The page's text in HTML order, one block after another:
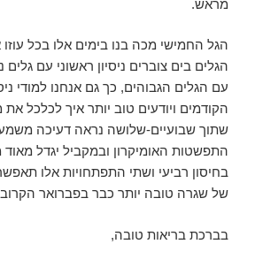
מראש.
הגל החמישי מכה בנו בימים אלו בכל
הגלים בים צוברים ניסיון ראשוני עם
עם הגלים הגבוהים, כך גם אנחנו למודי
הקודמים ויודעים טוב יותר איך לכלכל את
שתוך שבועיים-שלושה נראה דעיכה
התפשטות האומיקרון ובמקביל יגדל
בחיסון רביעי ושתי התפתחויות אלו
של שגרה טובה יותר כבר בפברואר
בברכת בריאות טובה,